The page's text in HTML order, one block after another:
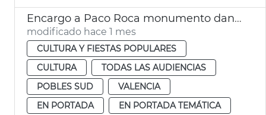
Encargo a Paco Roca monumento dana La Torre
modificado hace 1 mes
CULTURA Y FIESTAS POPULARES
CULTURA
TODAS LAS AUDIENCIAS
POBLES SUD
VALENCIA
EN PORTADA
EN PORTADA TEMÁTICA